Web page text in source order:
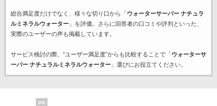
総合満足度だけでなく、様々な切り口から「 ウォーターサーバー ナチュラ
ルミネラルウォーター」を評価。さらに回答者の口コミや評判といった、
実際のユーザーの声も掲載しています。
サービス検討の際、“ユーザー満足度”からも比較することで「 ウォーターサ
ーバー ナチュラルミネラルウォーター」選びにお役立てください。
PR